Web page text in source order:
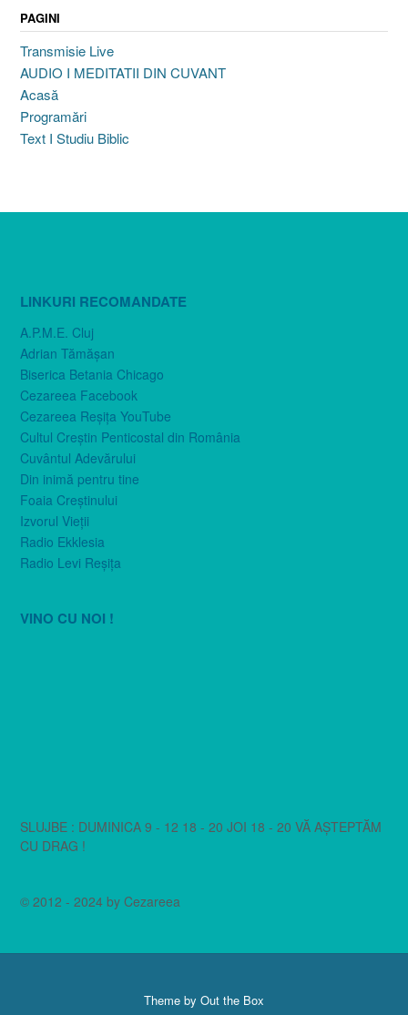
PAGINI
Transmisie Live
AUDIO I MEDITATII DIN CUVANT
Acasă
Programări
Text I Studiu Biblic
LINKURI RECOMANDATE
A.P.M.E. Cluj
Adrian Tămăşan
Biserica Betania Chicago
Cezareea Facebook
Cezareea Reşiţa YouTube
Cultul Creştin Penticostal din România
Cuvântul Adevărului
Din inimă pentru tine
Foaia Creştinului
Izvorul Vieţii
Radio Ekklesia
Radio Levi Reşiţa
VINO CU NOI !
SLUJBE : DUMINICA 9 - 12 18 - 20 JOI 18 - 20 VĂ AȘTEPTĂM
CU DRAG !
© 2012 - 2024 by Cezareea
Theme by Out the Box